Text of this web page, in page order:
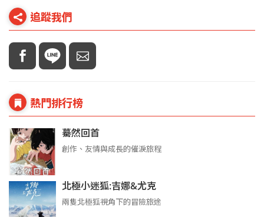
追蹤我們
熱門排行榜
驀然回首
創作、友情與成長的催淚旅程
北極小迷狐:吉娜&尤克
兩隻北極狐視角下的冒險旅途